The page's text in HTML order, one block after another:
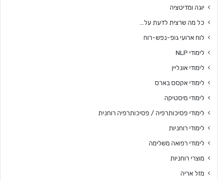
יוגה ומדיטציה
כל מה שרצית לדעת על…
לוח ארועי גופ-נפש-רוח
לימודי NLP
לימודי אונליין
לימודי אקסס בארס
לימודי מיסטיקה
לימודי פסיכותרפיה / פסיכותרפיה רוחנית
לימודי רוחניות
לימודי רפואה משלימה
מוצרי רוחניות
מזל אריה